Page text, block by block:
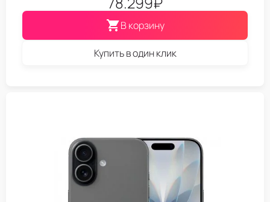
В корзину
Купить в один клик